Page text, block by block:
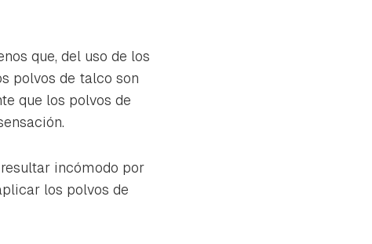
que, del uso de los
polvos de talco son
que los polvos de
incómodo por
los polvos de